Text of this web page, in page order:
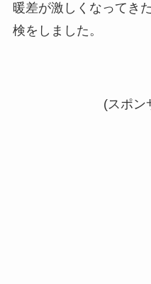
暖差が激しくなってき
検をしました。
(スポン